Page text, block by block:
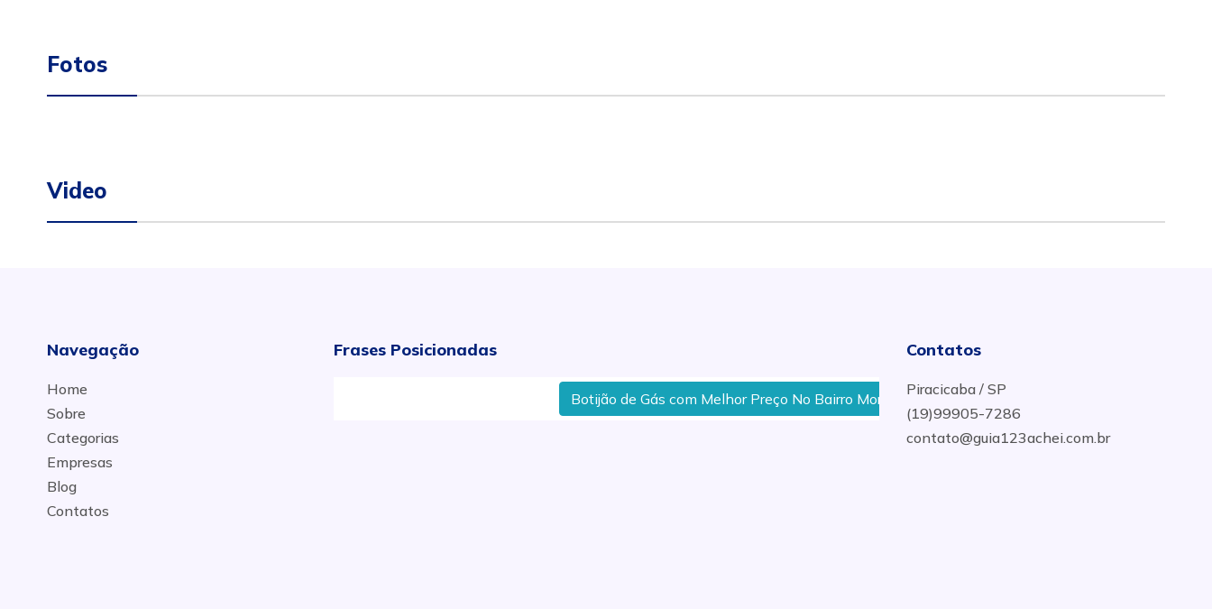
Fotos
Video
Navegação
Home
Sobre
Categorias
Empresas
Blog
Contatos
Frases Posicionadas
Botijão de Gás com Melhor Preço No Bairro Morato Em Piracicaba
Contatos
Piracicaba / SP
(19)99905-7286
contato@guia123achei.com.br